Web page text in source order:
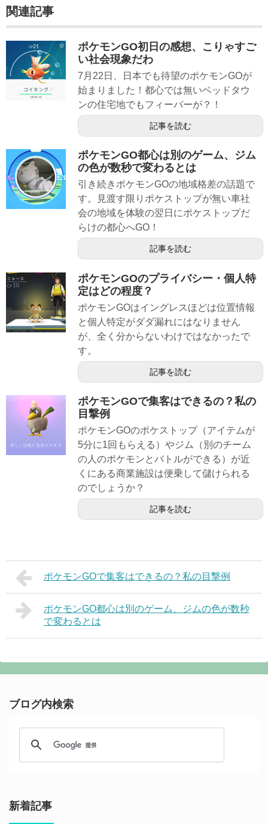
関連記事
ポケモンGO初日の感想、こりゃすご
い社会現象だわ
7月22日、日本でも待望のポケモンGOが
始まりました！都心では無いベッドタウ
ンの住宅地でもフィーバーが？！
記事を読む
ポケモンGO都心は別のゲーム、ジム
の色が数秒で変わるとは
引き続きポケモンGOの地域格差の話題で
す。見渡す限りポケストップが無い車社
会の地域を体験の翌日にポケストップだ
らけの都心へGO！
記事を読む
ポケモンGOのプライバシー・個人特
定はどの程度？
ポケモンGOはイングレスほどは位置情報
と個人特定がダダ漏れにはなりません
が、全く分からないわけではなかったで
す。
記事を読む
ポケモンGOで集客はできるの？私の
目撃例
ポケモンGOのポケストップ（アイテムが
5分に1回もらえる）やジム（別のチーム
の人のポケモンとバトルができる）が近
くにある商業施設は便乗して儲けられる
のでしょうか？
記事を読む
ポケモンGOで集客はできるの？私の目撃例
ポケモンGO都心は別のゲーム、ジムの色が数秒
で変わるとは
ブログ内検索
新着記事